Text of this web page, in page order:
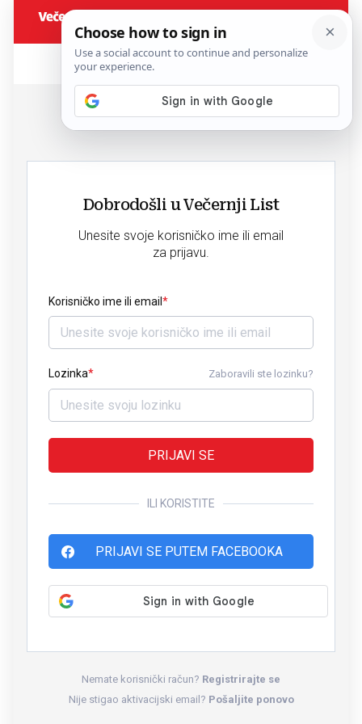
Dobrodošli u Večernji List
Unesite svoje korisničko ime ili email
za prijavu.
Korisničko ime ili email
Lozinka Zaboravili ste lozinku?
PRIJAVI SE
ILI KORISTITE
PRIJAVI SE PUTEM FACEBOOKA
Nemate korisnički račun? Registrirajte se
Nije stigao aktivacijski email? Pošaljite ponovo